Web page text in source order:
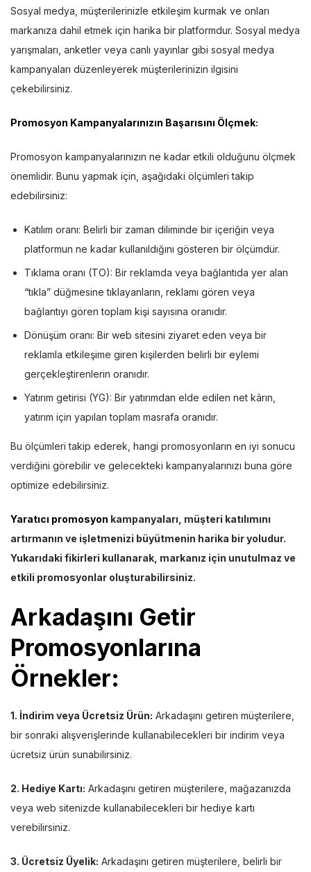
Sosyal medya, müşterilerinizle etkileşim kurmak ve onları
markanıza dahil etmek için harika bir platformdur. Sosyal medya
yarışmaları, anketler veya canlı yayınlar gibi sosyal medya
kampanyaları düzenleyerek müşterilerinizin ilgisini
çekebilirsiniz.
Promosyon Kampanyalarınızın Başarısını Ölçmek:
Promosyon kampanyalarınızın ne kadar etkili olduğunu ölçmek
önemlidir. Bunu yapmak için, aşağıdaki ölçümleri takip
edebilirsiniz:
Katılım oranı: Belirli bir zaman diliminde bir içeriğin veya
platformun ne kadar kullanıldığını gösteren bir ölçümdür.
Tıklama oranı (TO): Bir reklamda veya bağlantıda yer alan
“tıkla” düğmesine tıklayanların, reklamı gören veya
bağlantıyı gören toplam kişi sayısına oranıdır.
Dönüşüm oranı: Bir web sitesini ziyaret eden veya bir
reklamla etkileşime giren kişilerden belirli bir eylemi
gerçekleştirenlerin oranıdır.
Yatırım getirisi (YG): Bir yatırımdan elde edilen net kârın,
yatırım için yapılan toplam masrafa oranıdır.
Bu ölçümleri takip ederek, hangi promosyonların en iyi sonucu
verdiğini görebilir ve gelecekteki kampanyalarınızı buna göre
optimize edebilirsiniz.
Yaratıcı promosyon kampanyaları, müşteri katılımını
artırmanın ve işletmenizi büyütmenin harika bir yoludur.
Yukarıdaki fikirleri kullanarak, markanız için unutulmaz ve
etkili promosyonlar oluşturabilirsiniz.
Arkadaşını Getir
Promosyonlarına
Örnekler:
1. İndirim veya Ücretsiz Ürün: Arkadaşını getiren müşterilere,
bir sonraki alışverişlerinde kullanabilecekleri bir indirim veya
ücretsiz ürün sunabilirsiniz.
2. Hediye Kartı: Arkadaşını getiren müşterilere, mağazanızda
veya web sitenizde kullanabilecekleri bir hediye kartı
verebilirsiniz.
3. Ücretsiz Üyelik: Arkadaşını getiren müşterilere, belirli bir